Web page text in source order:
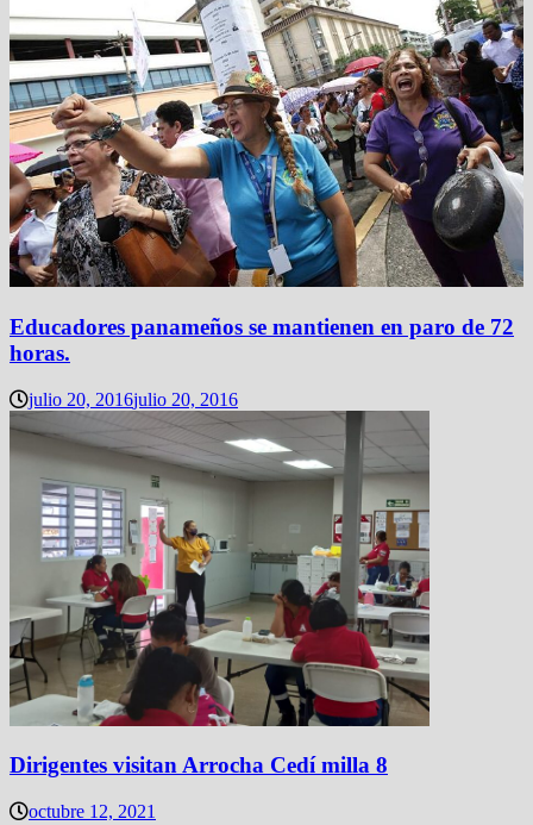
Educadores panameños se mantienen en paro de 72
horas.
julio 20, 2016julio 20, 2016
Dirigentes visitan Arrocha Cedí milla 8
octubre 12, 2021